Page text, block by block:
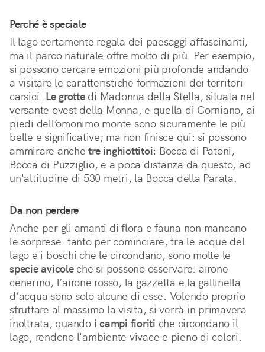
Perché è speciale
Il lago certamente regala dei paesaggi affascinanti,
ma il parco naturale offre molto di più. Per esempio,
si possono cercare emozioni più profonde andando
a visitare le caratteristiche formazioni dei territori
carsici. Le grotte di Madonna della Stella, situata nel
versante ovest della Monna, e quella di Corniano, ai
piedi dell’omonimo monte sono sicuramente le più
belle e significative; ma non finisce qui: si possono
ammirare anche tre inghiottitoi: Bocca di Patoni,
Bocca di Puzziglio, e a poca distanza da questo, ad
un'altitudine di 530 metri, la Bocca della Parata.
Da non perdere
Anche per gli amanti di flora e fauna non mancano
le sorprese: tanto per cominciare, tra le acque del
lago e i boschi che le circondano, sono molte le
specie avicoleche si possono osservare: airone
cenerino, l’airone rosso, la gazzetta e la gallinella
d’acqua sono solo alcune di esse. Volendo proprio
sfruttare al massimo la visita, si verrà in primavera
inoltrata, quando i campi fioriti che circondano il
lago, rendono l'ambiente vivace e pieno di colori.